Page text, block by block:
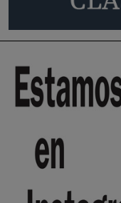
A ver si llega alguno
Pozuelo de Alarcón
Wayne Rooney era el
Pozuelo de Alarcón
🔴